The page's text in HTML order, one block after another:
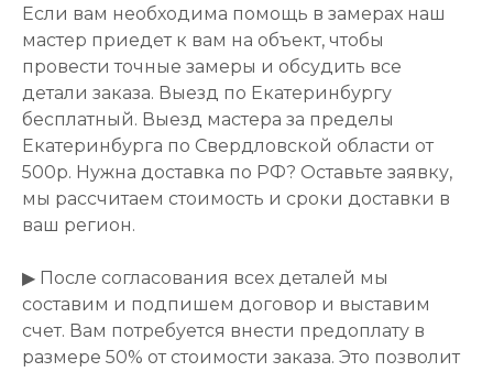
Если вам необходима помощь в замерах наш
мастер приедет к вам на объект, чтобы
провести точные замеры и обсудить все
детали заказа. Выезд по Екатеринбургу
бесплатный. Выезд мастера за пределы
Екатеринбурга по Свердловской области от
500р. Нужна доставка по РФ? Оставьте заявку,
мы рассчитаем стоимость и сроки доставки в
ваш регион.
▶ После согласования всех деталей мы
составим и подпишем договор и выставим
счет. Вам потребуется внести предоплату в
размере 50% от стоимости заказа. Это позволит